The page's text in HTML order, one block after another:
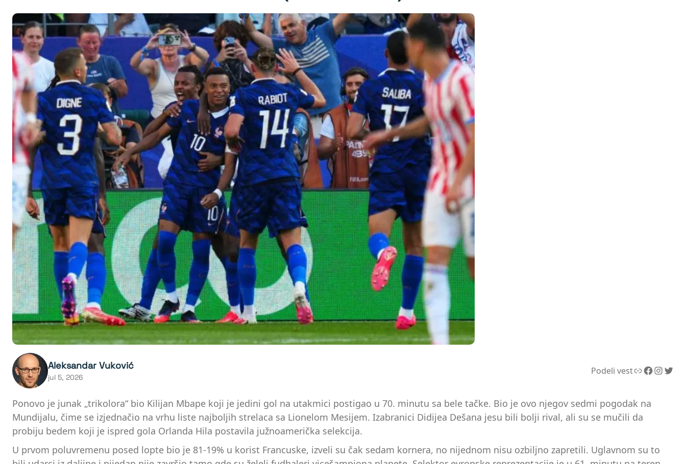
Aleksandar Vuković
jul 5, 2026
Podeli vestLink Facebook InstagramTwitter
Ponovo je junak „trikolora“ bio Kilijan Mbape koji je jedini gol na utakmici postigao u 70. minutu sa bele tačke. Bio je ovo njegov sedmi pogodak na
Mundijalu, čime se izjednačio na vrhu liste najboljih strelaca sa Lionelom Mesijem. Izabranici Didijea Dešana jesu bili bolji rival, ali su se mučili da
probiju bedem koji je ispred gola Orlanda Hila postavila južnoamerička selekcija.
U prvom poluvremenu posed lopte bio je 81-19% u korist Francuske, izveli su čak sedam kornera, no nijednom nisu ozbiljno zapretili. Uglavnom su to